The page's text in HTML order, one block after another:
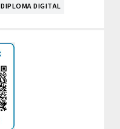
DIPLOMA DIGITAL